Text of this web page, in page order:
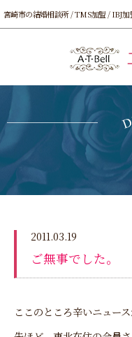
宮崎市の結婚相談所 / TMS加盟 / IBJ加
2011.03.19
ご無事でした。
ここのところ辛いニュース